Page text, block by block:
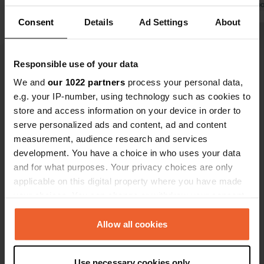
Consent Details Ad Settings About
Responsible use of your data
We and our 1022 partners process your personal data,
e.g. your IP-number, using technology such as cookies to
store and access information on your device in order to
serve personalized ads and content, ad and content
measurement, audience research and services
development. You have a choice in who uses your data
and for what purposes. Your privacy choices are only
applicable on this digital property where you have made
any time from the Cookie Declaration or by clicking on
the Privacy trigger icon.Allow all cookies
Traduit par
Voir tous les 34 avis
Es-tu déjà venu ici ?
Contact
Emplacement
Lærkenborgvej 6